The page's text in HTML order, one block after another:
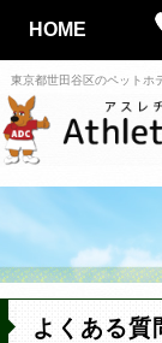
東京都世田谷区のペットホ
HOME
よくある質